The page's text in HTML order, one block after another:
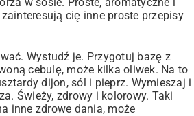
cię inne proste przepisy
Wystudź je. Przygotuj bazę z
cebulę, może kilka oliwek. Na to
dijon, sól i pieprz. Wymieszaj i
Świeży, zdrowy i kolorowy. Taki
inne zdrowe dania, może